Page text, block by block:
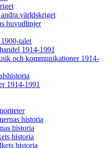
världskriget
huvudlinjer
talet
1914-1991
och kommunikationer 1914-
1914-1991
historia
historia
historia
historia